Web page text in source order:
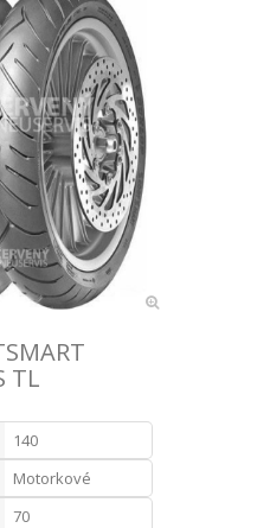
TL
140
Motorkové
70